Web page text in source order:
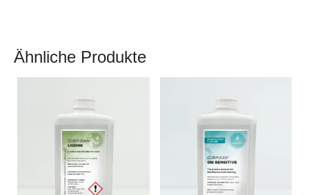
Ähnliche Produkte